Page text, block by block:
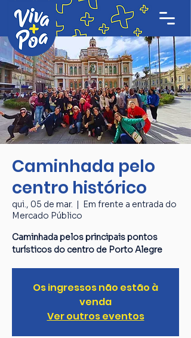
Caminhada pelo
centro histórico
qui., 05 de mar.
  |
Em frente a entrada do
Mercado Público
Caminhada pelos principais pontos
turísticos do centro de Porto Alegre
Os ingressos não estão à
venda
Ver outros eventos